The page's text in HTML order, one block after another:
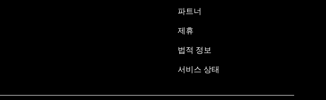
파트너
제휴
법적 정보
서비스 상태